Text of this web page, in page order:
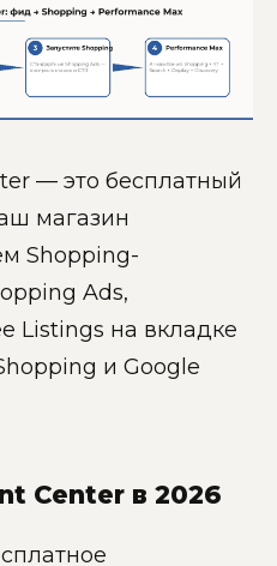
— это бесплатный
магазин
Shopping-
Ads,
Listings на вкладке
и Google
Center в 2026